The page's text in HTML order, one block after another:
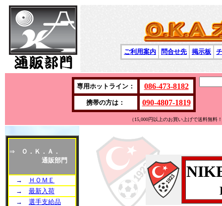
ご利用案内 問合せ先 掲示板
専用ホットライン： 086-473-8182
携帯の方は： 090-4807-1819
（15,000円以上のお買い上げで送料無
⇒
Ｏ．Ｋ．Ａ．
通販部門
→
ＨＯＭＥ
→ 最新入荷
→ 選手支給品